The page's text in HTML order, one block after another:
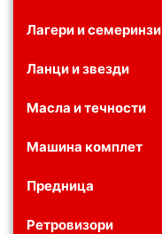
Лагери и семеринзи
Ланци и звезди
Масла и течности
Машина комплет
Предница
Ретровизори